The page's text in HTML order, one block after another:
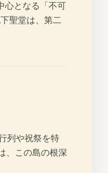
心となる「不可
聖堂は、第二
列や祝祭を特
、この島の根深